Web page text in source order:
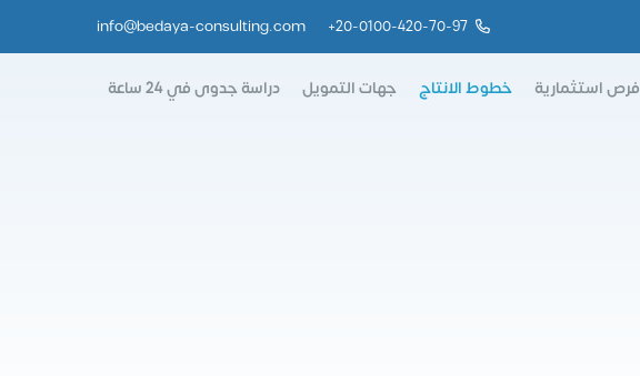
20-0100-420-70-97
+
info@bedaya-consulting.com
فرص استثمارية خطوط الانتاج جهات التمويل دراسة جدوى في 24 ساعة